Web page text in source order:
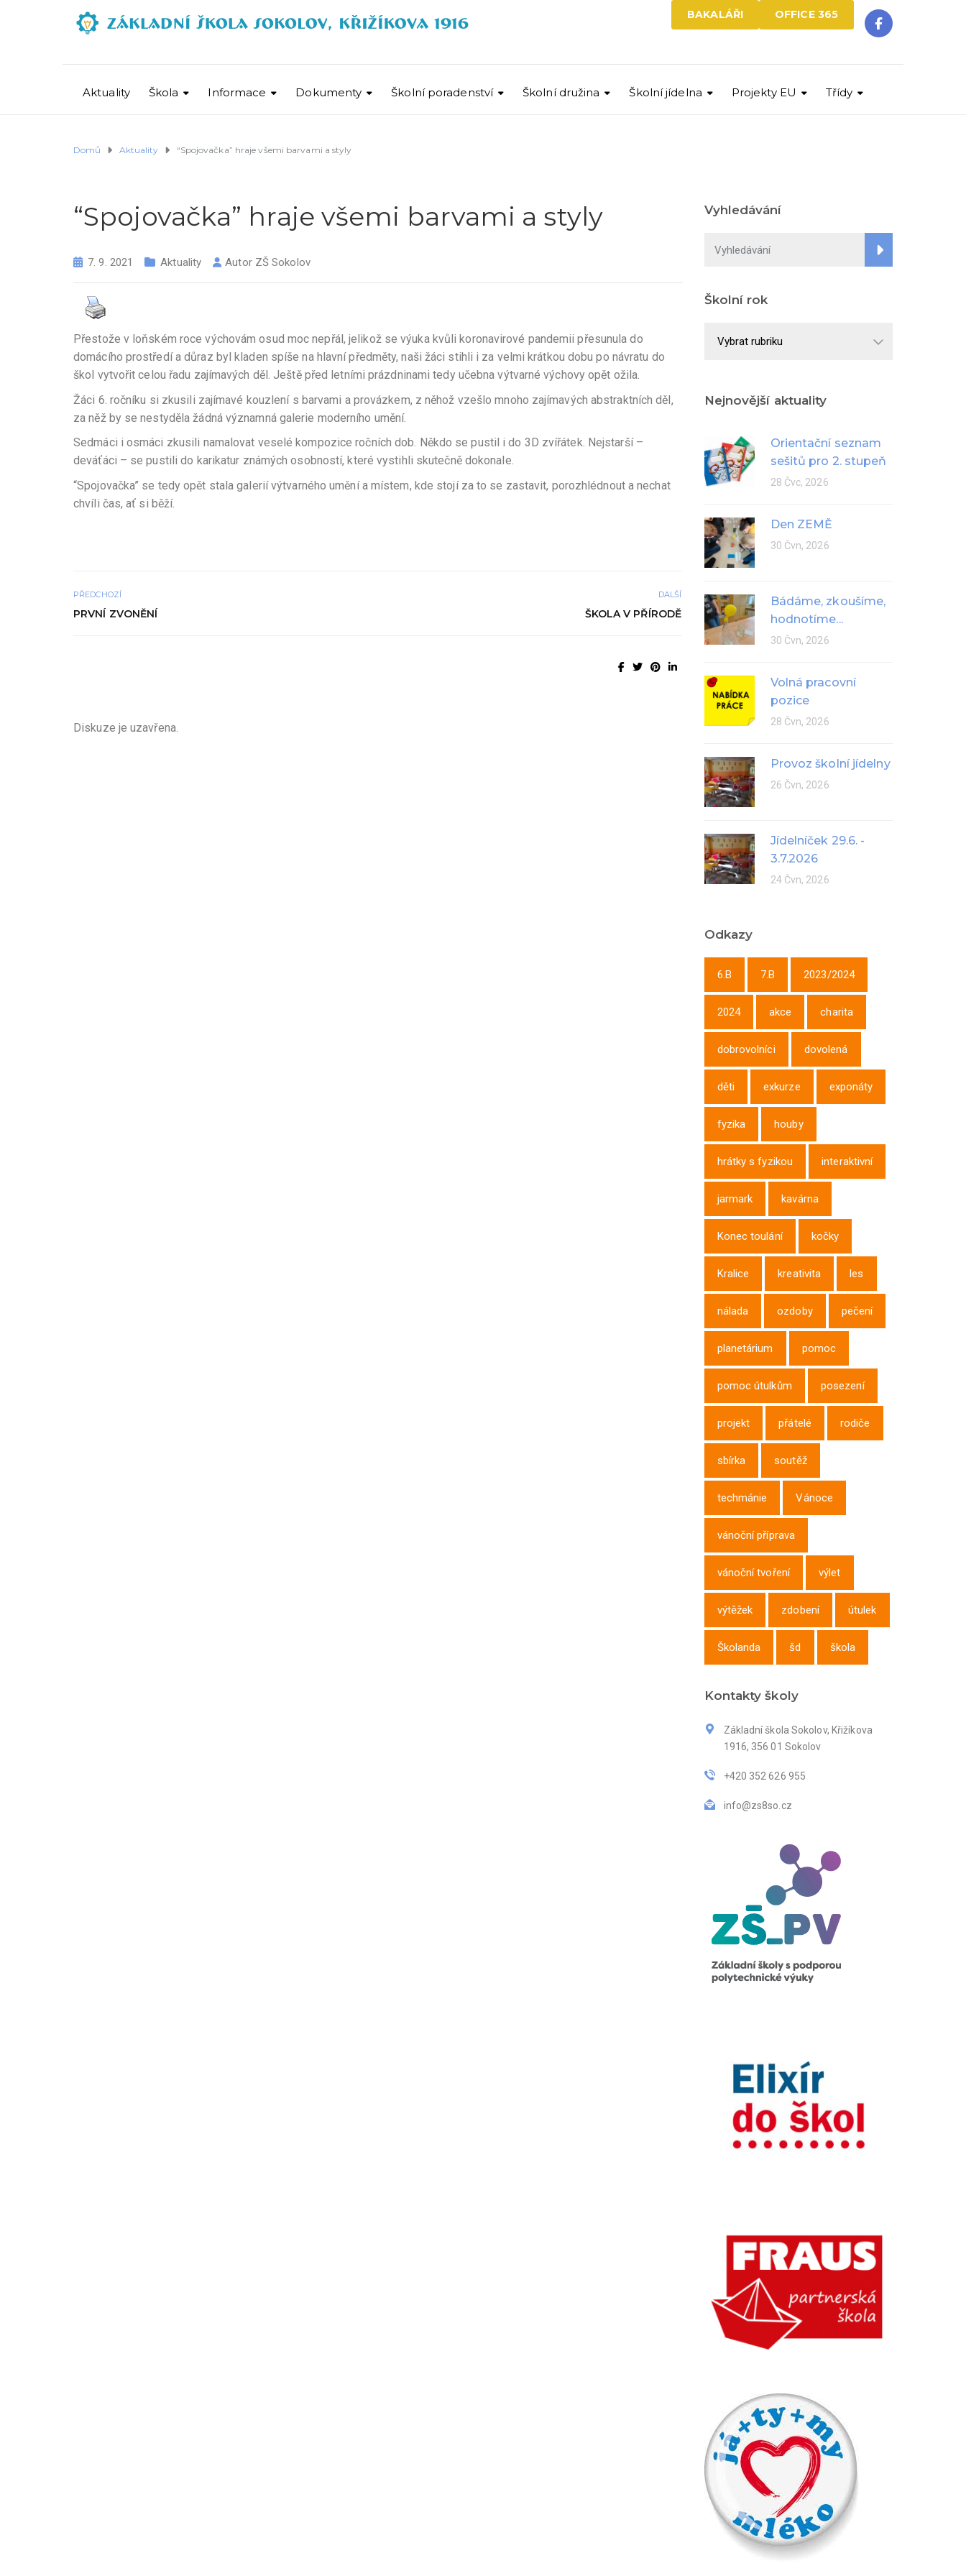
OFFICE 365
BAKALÁŘI
Aktuality Škola Informace Dokumenty Školní poradenství Školní družina Školní jídelna Projekty EU Třídy
Domů Aktuality “Spojovačka” hraje všemi barvami a styly
“Spojovačka” hraje všemi barvami a styly
7. 9. 2021 Aktuality Autor ZŠ Sokolov
Přestože v loňském roce výchovám osud moc nepřál, jelikož se výuka kvůli koronavirové pandemii přesunula do
domácího prostředí a důraz byl kladen spíše na hlavní předměty, naši žáci stihli i za velmi krátkou dobu po návratu do
škol vytvořit celou řadu zajímavých děl. Ještě před letními prázdninami tedy učebna výtvarné výchovy opět ožila.
Žáci 6. ročníku si zkusili zajímavé kouzlení s barvami a provázkem, z něhož vzešlo mnoho zajímavých abstraktních děl,
za něž by se nestyděla žádná významná galerie moderního umění.
Sedmáci i osmáci zkusili namalovat veselé kompozice ročních dob. Někdo se pustil i do 3D zvířátek. Nejstarší –
deváťáci – se pustili do karikatur známých osobností, které vystihli skutečně dokonale.
“Spojovačka” se tedy opět stala galerií výtvarného umění a místem, kde stojí za to se zastavit, porozhlédnout a nechat
chvíli čas, ať si běží.
PŘEDCHOZÍ
PRVNÍ ZVONĚNÍ
DALŠÍ
ŠKOLA V PŘÍRODĚ
Diskuze je uzavřena.
Vyhledávání
Školní rok
Nejnovější aktuality
Orientační seznam
sešitů pro 2. stupeň
28 Čvc, 2026
Den ZEMĚ
30 Čvn, 2026
Bádáme, zkoušíme,
hodnotíme...
30 Čvn, 2026
Volná pracovní
pozice
28 Čvn, 2026
Provoz školní jídelny
26 Čvn, 2026
Jídelníček 29.6. -
3.7.2026
24 Čvn, 2026
Odkazy
6.B 7.B 2023/2024
2024 akce charita
dobrovolníci dovolená
děti exkurze exponáty
fyzika houby
hrátky s fyzikou interaktivní
jarmark kavárna
Konec toulání kočky
Kralice kreativita les
nálada ozdoby pečení
planetárium pomoc
pomoc útulkům posezení
projekt přátelé rodiče
sbírka soutěž
techmánie Vánoce
vánoční příprava
vánoční tvoření výlet
výtěžek zdobení útulek
Školanda šd škola
Kontakty školy
Základní škola Sokolov, Křižíkova
1916, 356 01 Sokolov
+420 352 626 955
info@zs8so.cz